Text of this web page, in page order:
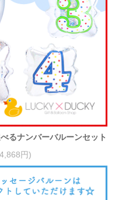
るナンバーバルーンセット
円)